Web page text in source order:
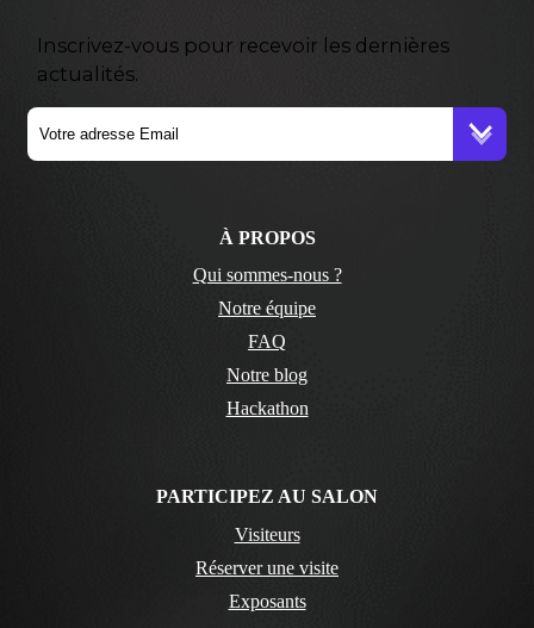
Inscrivez-vous pour recevoir les dernières
actualités.
À PROPOS
Qui sommes-nous ?
Notre équipe
FAQ
Notre blog
Hackathon
PARTICIPEZ AU SALON
Visiteurs
Réserver une visite
Exposants